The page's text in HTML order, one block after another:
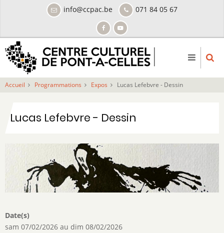
principal
info@ccpac.be 071 84 05 67
Accueil Programmations Expos Lucas Lefebvre - Dessin
Lucas Lefebvre - Dessin
Date(s)
sam 07/02/2026 au dim 08/02/2026